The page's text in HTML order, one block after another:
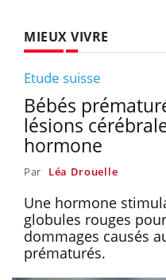
MIEUX VIVRE
Etude suisse
Bébés
lésions
hormone
Par Léa Drouelle
Une hormone
globules rouges
dommages causés
prématurés.